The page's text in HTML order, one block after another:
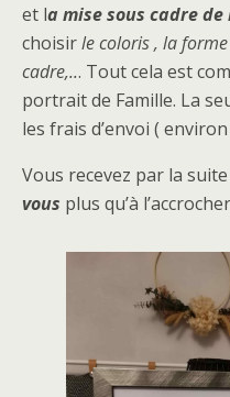
et la mise sous cadre
choisirle coloris , la
cadre,... Tout cela est
portrait de Famille. La
les frais d’envoi (
Vous recevez par la suite
vous plus qu’à